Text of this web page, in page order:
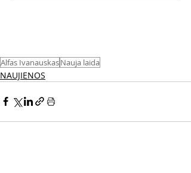
Alfas IvanauskasNauja laida
NAUJIENOS